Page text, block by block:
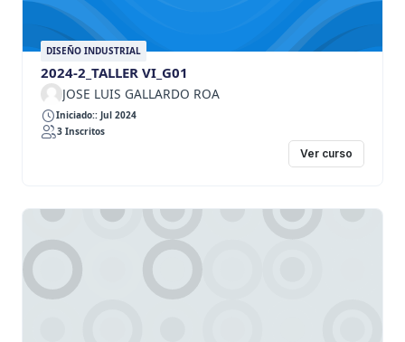
DISEÑO INDUSTRIAL
2024-2_TALLER VI_G01
JOSE LUIS GALLARDO ROA
Iniciado:: Jul 2024
3 Inscritos
Ver curso